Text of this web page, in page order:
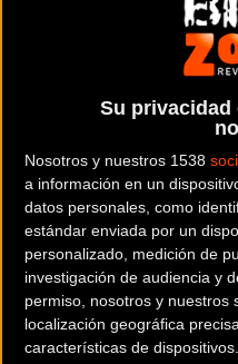
Su privacidad
Nosotros y nuestros 1538
a información en un
datos personales, como
estándar enviada por un
personalizado, medición de
investigación de audiencia y
permiso, nosotros y nuestros
localización geográfica
características de
Web y RRSS de la tienda